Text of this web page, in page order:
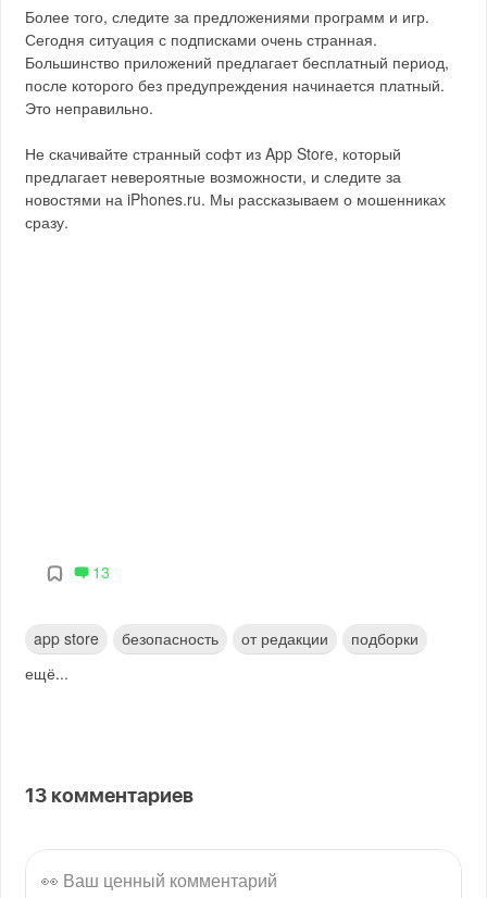
Более того, следите за предложениями программ и игр.
Сегодня ситуация с подписками очень странная.
Большинство приложений предлагает бесплатный период,
после которого без предупреждения начинается платный.
Это неправильно.
Не скачивайте странный софт из App Store, который
предлагает невероятные возможности, и следите за
новостями на iPhones.ru. Мы рассказываем о мошенниках
сразу.
13
app store безопасность от редакции
подборки
ещё...
13 комментариев